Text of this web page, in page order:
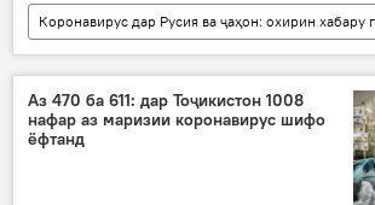
Дар Тоҷикистон
Ҳамаи хабарҳо
Тандурустӣ
маризӣ даргузашт
Аз 470 ба 611: дар Тоҷикистон 1008
нафар аз маризии коронавирус шифо
ёфтанд